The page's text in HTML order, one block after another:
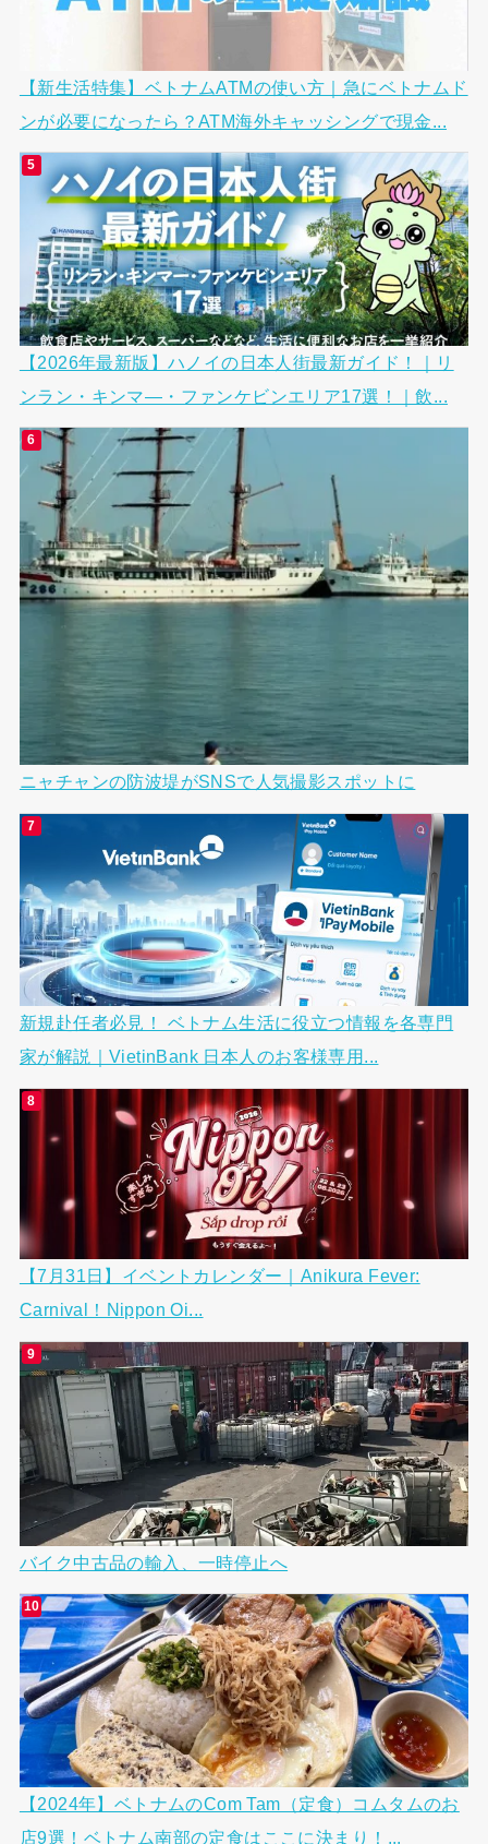
【新生活特集】ベトナムATMの使い方｜急にベトナムド
ンが必要になったら？ATM海外キャッシングで現金...
【2026年最新版】ハノイの日本人街最新ガイド！｜リ
ンラン・キンマ―・ファンケビンエリア17選！｜飲...
ニャチャンの防波堤がSNSで人気撮影スポットに
新規赴任者必見！ ベトナム生活に役立つ情報を各専門
家が解説｜VietinBank 日本人のお客様専用...
【7月31日】イベントカレンダー｜Anikura Fever:
Carnival！Nippon Oi...
バイク中古品の輸入、一時停止へ
【2024年】ベトナムのCom Tam（定食）コムタムのお
店9選！ベトナム南部の定食はここに決まり！...